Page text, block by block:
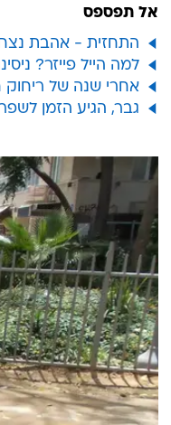
אל תפספס
התחזית - אהבת
למה הייל פייזר?
אחרי שנה של ריחוק
גבר, הגיע הזמן